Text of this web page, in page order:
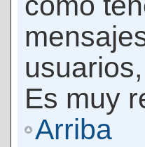
Es muy
Arriba